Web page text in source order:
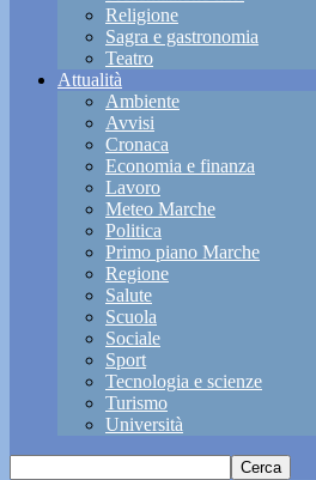
Religione
Sagra e gastronomia
Teatro
Attualità
Ambiente
Avvisi
Cronaca
Economia e finanza
Lavoro
Meteo Marche
Politica
Primo piano Marche
Regione
Salute
Scuola
Sociale
Sport
Tecnologia e scienze
Turismo
Università